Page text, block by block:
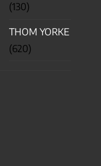
(130)
THOM YORKE
(620)